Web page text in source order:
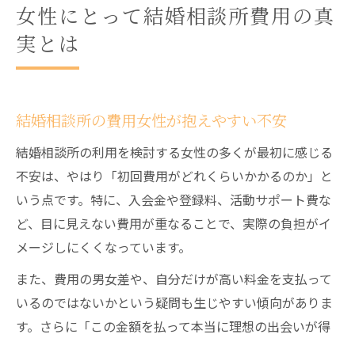
女性にとって結婚相談所費用の真
実とは
結婚相談所の費用女性が抱えやすい不安
結婚相談所の利用を検討する女性の多くが最初に感じる
不安は、やはり「初回費用がどれくらいかかるのか」と
いう点です。特に、入会金や登録料、活動サポート費な
ど、目に見えない費用が重なることで、実際の負担がイ
メージしにくくなっています。
また、費用の男女差や、自分だけが高い料金を支払って
いるのではないかという疑問も生じやすい傾向がありま
す。さらに「この金額を払って本当に理想の出会いが得